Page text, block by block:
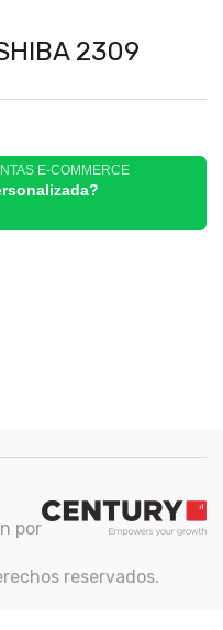
2309
E-COMMERCE
reservados.
por